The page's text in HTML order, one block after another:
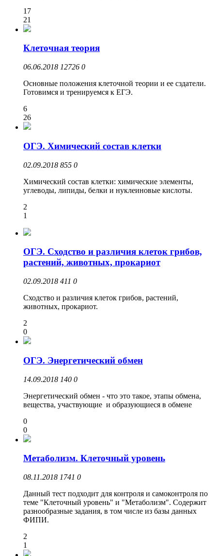
17
21
Клеточная теория
06.06.2018 12726 0
Основные положения клеточной теории и ее сздатели.
Готовимся и тренируемся к ЕГЭ.
6
26
ОГЭ. Химический состав клетки
02.09.2018 855 0
Химический состав клетки: химические элементы,
углеводы, липиды, белки и нуклеиновые кислоты.
2
1
ОГЭ. Сходство и различия клеток грибов,
растений, животных, прокариот
02.09.2018 411 0
Сходство и различия клеток грибов, растений,
животных, прокариот.
2
0
ОГЭ. Энергетический обмен
14.09.2018 140 0
Энергетический обмен - что это такое, этапы обмена,
вещества, участвующие и образующиеся в обмене
0
0
Метаболизм. Клеточный уровень
08.11.2018 1741 0
Данный тест подходит для контроля и самоконтроля по
теме "Клеточный уровень" и "Метаболизм". Содержит
разнообразные задания, в том числе из базы данных
ФИПИ.
2
1